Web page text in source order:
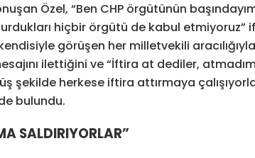
Özel, “Ben CHP örgütünün
hiçbir örgütü de kabul etmiyoruz”
görüşen her milletvekili
ilettiğini ve “İftira at dediler,
şekilde herkese iftira attırmaya
bulundu.
SALDIRIYORLAR”